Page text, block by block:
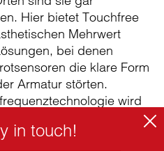
Hier bietet Touchfree
Mehrwert
bei denen
die klare Form
Armatur störten.
wird
einfach – und
unter dem Waschtisch